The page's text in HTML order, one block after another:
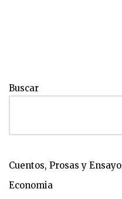
Buscar
Cuentos, Prosas y Ensayo
Economia